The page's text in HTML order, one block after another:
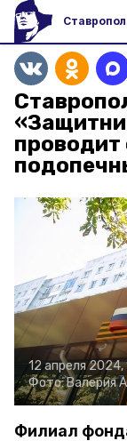
проводит
12 апреля 2024,
Фото:Валерия
Филиал